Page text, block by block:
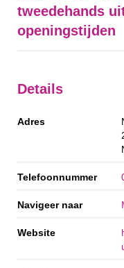
tweedehands
openingstijden
Details
Adres
Telefoonnummer
Navigeer naar
Website